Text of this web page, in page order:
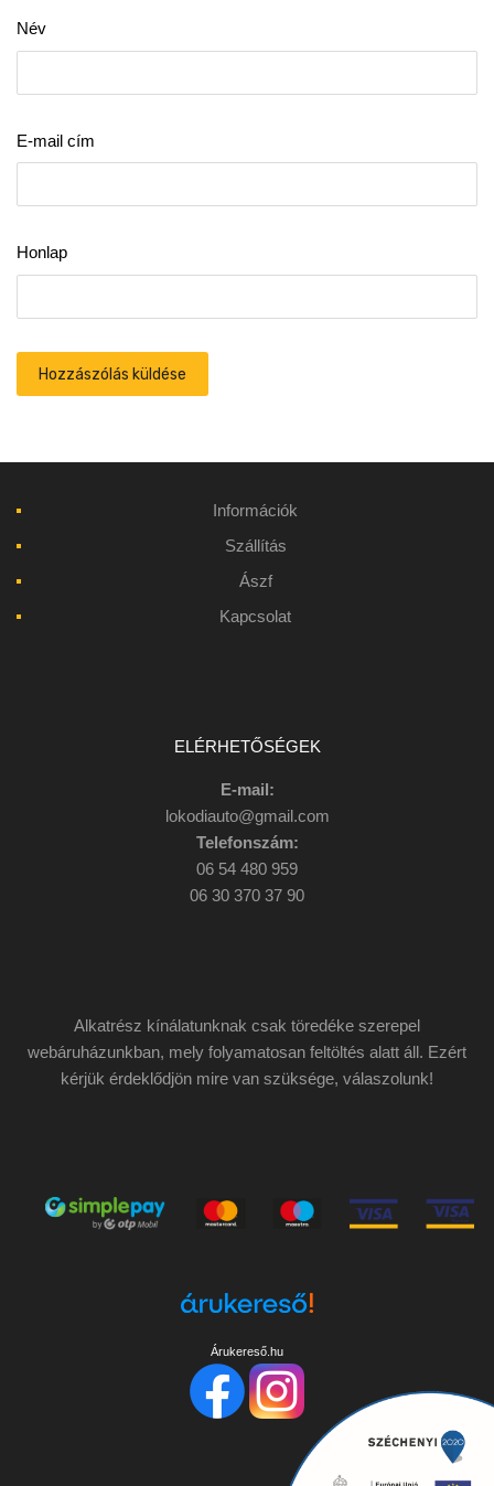
Név
E-mail cím
Honlap
Információk
Szállítás
Ászf
Kapcsolat
ELÉRHETŐSÉGEK
E-mail:
lokodiauto@gmail.com
Telefonszám:
06 54 480 959
06 30 370 37 90
Alkatrész kínálatunknak csak töredéke szerepel
webáruházunkban, mely folyamatosan feltöltés alatt áll. Ezért
kérjük érdeklődjön mire van szüksége, válaszolunk!
Árukereső.hu